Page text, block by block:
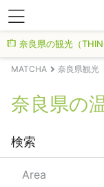
奈良県の観光（
MATCHA 奈良県観光
奈良県の
検索
Area